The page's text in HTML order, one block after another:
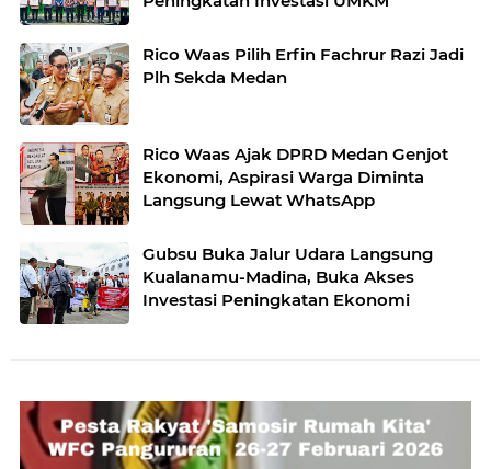
Rico Waas Pilih Erfin Fachrur Razi Jadi
Plh Sekda Medan
Rico Waas Ajak DPRD Medan Genjot
Ekonomi, Aspirasi Warga Diminta
Langsung Lewat WhatsApp
Gubsu Buka Jalur Udara Langsung
Kualanamu-Madina, Buka Akses
Investasi Peningkatan Ekonomi